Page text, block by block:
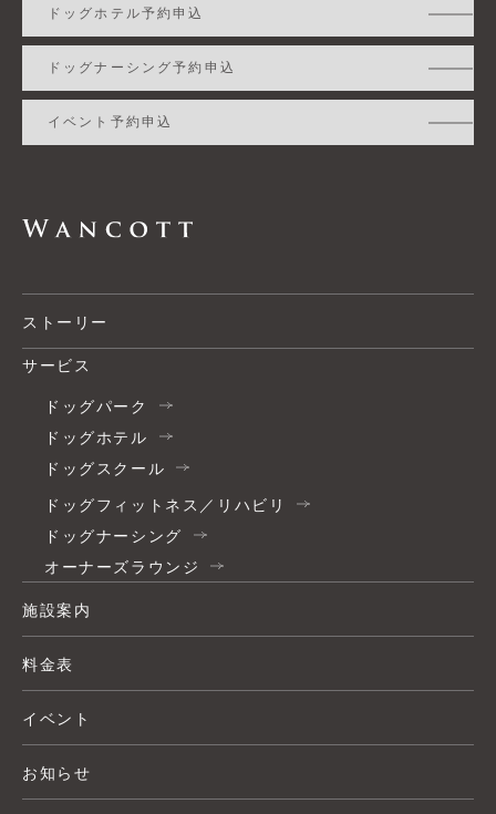
ドッグホテル予約申込
ドッグナーシング予約申込
イベント予約申込
ストーリー
サービス
ドッグパーク
ドッグホテル
ドッグスクール
ドッグフィットネス／リハビリ
ドッグナーシング
オーナーズラウンジ
施設案内
料金表
イベント
お知らせ